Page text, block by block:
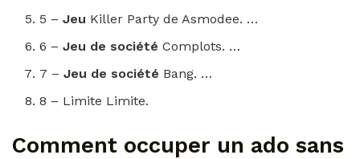
5 –Jeu Killer Party de Asmodee. …
6 –Jeu de sociétéComplots. …
7 –Jeu de société Bang. …
8 – Limite Limite.
Comment occuper un ado sans